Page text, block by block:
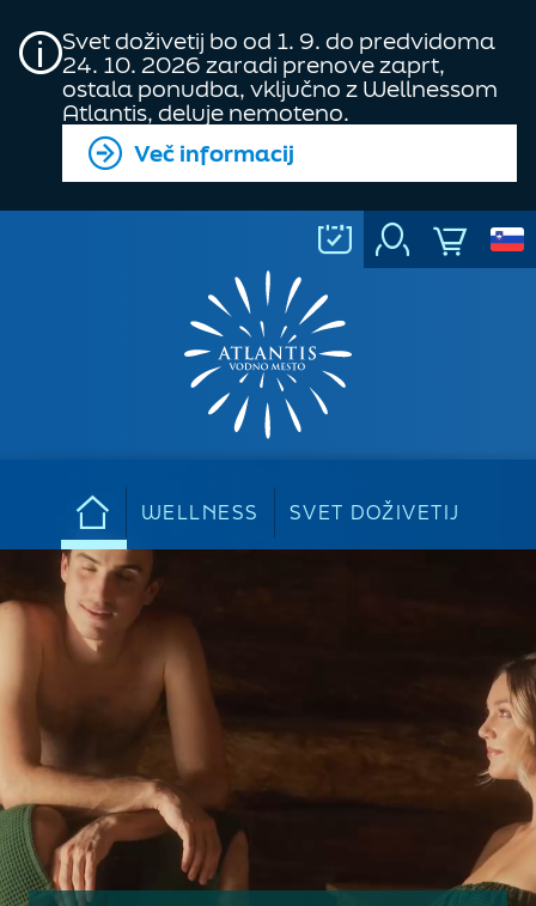
Svet doživetij bo od 1. 9. do predvidoma
24. 10. 2026 zaradi prenove zaprt,
ostala ponudba, vključno z Wellnessom
Atlantis, deluje nemoteno.
Več informacij
WELLNESS SVET DOŽIVETIJ